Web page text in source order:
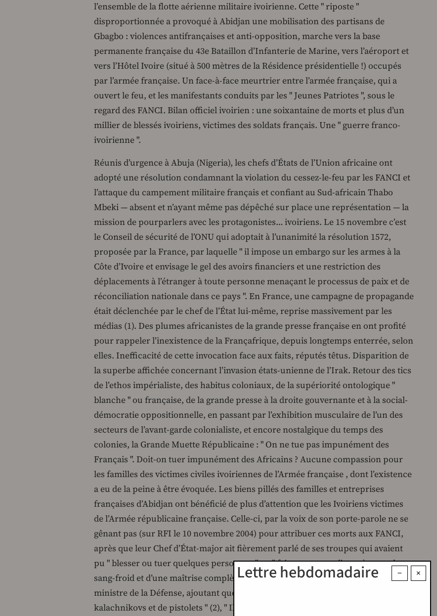
l’ensemble de la flotte aérienne militaire ivoirienne. Cette " riposte "
disproportionnée a provoqué à Abidjan une mobilisation des partisans de
Gbagbo : violences antifrançaises et anti-opposition, marche vers la base
permanente française du 43e Bataillon d’Infanterie de Marine, vers l’aéroport et
vers l’Hôtel Ivoire (situé à 500 mètres de la Résidence présidentielle !) occupés
par l’armée française. Un face-à-face meurtrier entre l’armée française, qui a
ouvert le feu, et les manifestants conduits par les " Jeunes Patriotes ", sous le
regard des FANCI. Bilan officiel ivoirien : une soixantaine de morts et plus d’un
millier de blessés ivoiriens, victimes des soldats français. Une " guerre franco-
ivoirienne ".
Réunis d’urgence à Abuja (Nigeria), les chefs d’États de l’Union africaine ont
adopté une résolution condamnant la violation du cessez-le-feu par les FANCI et
l’attaque du campement militaire français et confiant au Sud-africain Thabo
Mbeki — absent et n’ayant même pas dépêché sur place une représentation — la
mission de pourparlers avec les protagonistes… ivoiriens. Le 15 novembre c’est
le Conseil de sécurité de l’ONU qui adoptait à l’unanimité la résolution 1572,
proposée par la France, par laquelle " il impose un embargo sur les armes à la
Côte d’Ivoire et envisage le gel des avoirs financiers et une restriction des
déplacements à l’étranger à toute personne menaçant le processus de paix et de
réconciliation nationale dans ce pays ". En France, une campagne de propagande
était déclenchée par le chef de l’État lui-même, reprise massivement par les
médias (1). Des plumes africanistes de la grande presse française en ont profité
pour rappeler l’inexistence de la Françafrique, depuis longtemps enterrée, selon
elles. Inefficacité de cette invocation face aux faits, réputés têtus. Disparition de
la superbe affichée concernant l’invasion états-unienne de l’Irak. Retour des tics
de l’ethos impérialiste, des habitus coloniaux, de la supériorité ontologique "
blanche " ou française, de la grande presse à la droite gouvernante et à la social-
démocratie oppositionnelle, en passant par l’exhibition musculaire de l’un des
secteurs de l’avant-garde colonialiste, et encore nostalgique du temps des
colonies, la Grande Muette Républicaine : " On ne tue pas impunément des
Français ". Doit-on tuer impunément des Africains ? Aucune compassion pour
les familles des victimes civiles ivoiriennes de l’Armée française , dont l’existence
a eu de la peine à être évoquée. Les biens pillés des familles et entreprises
françaises d’Abidjan ont bénéficié de plus d’attention que les Ivoiriens victimes
de l’Armée républicaine française. Celle-ci, par la voix de son porte-parole ne se
gênant pas (sur RFI le 10 novembre 2004) pour attribuer ces morts aux FANCI,
après que leur Chef d’État-major ait fièrement parlé de ses troupes qui avaient
pu " blesser ou tuer quelques personnes " en " faisant preuve d’un très grand
sang-froid et d’une maîtrise complète de la violence ". Version assumée par la
ministre de la Défense, ajoutant que la foule ivoirienne était " armée de
kalachnikovs et de pistolets " (2), " Il y a sans doute eu quelques victimes ; nous
×
−
Lettre hebdomadaire